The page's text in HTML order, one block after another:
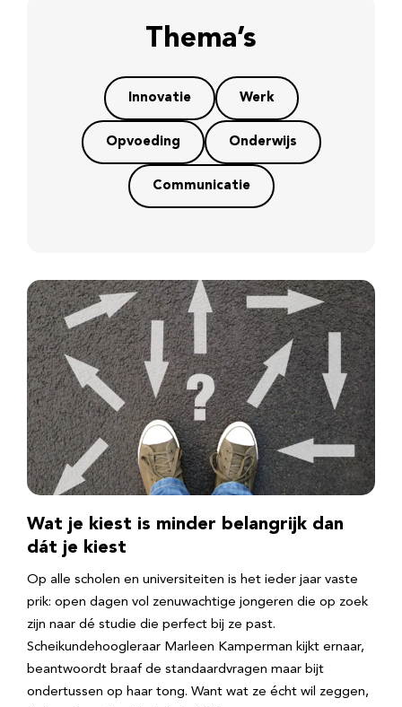
Thema’s
Innovatie Werk
Opvoeding Onderwijs
Communicatie
Wat je kiest is minder belangrijk dan
dát je kiest
Op alle scholen en universiteiten is het ieder jaar vaste
prik: open dagen vol zenuwachtige jongeren die op zoek
zijn naar dé studie die perfect bij ze past.
Scheikundehoogleraar Marleen Kamperman kijkt ernaar,
beantwoordt braaf de standaardvragen maar bijt
ondertussen op haar tong. Want wat ze écht wil zeggen,